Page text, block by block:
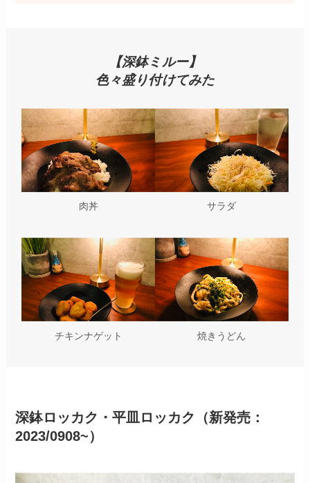
【深鉢ミルー】
色々盛り付けてみた
肉丼 サラダ
チキンナゲット 焼きうどん
深鉢ロッカク・平皿ロッカク（新発売：
2023/0908~）